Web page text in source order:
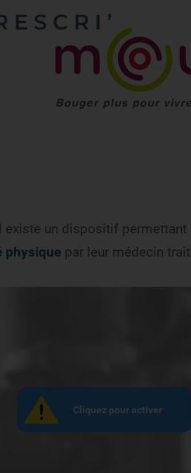
existe un dispositif
physique par leur médecin
Partager sur X
Partager sur
Partager sur